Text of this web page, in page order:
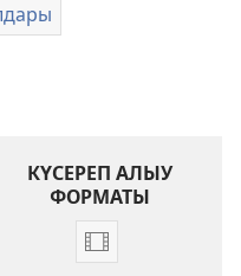
КҮСЕРЕП АЛЫУ
ФОРМАТЫ